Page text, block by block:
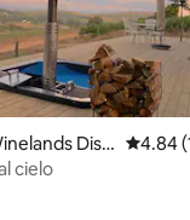
Distr
4.84
cielo